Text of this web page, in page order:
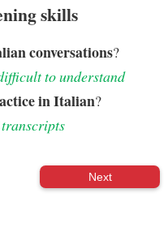
skills
conversations?
to understand
in Italian?
Next